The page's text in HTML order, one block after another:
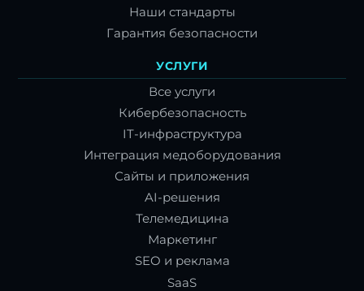
Наши стандарты
Гарантия безопасности
УСЛУГИ
Все услуги
Кибербезопасность
IT-инфраструктура
Интеграция медоборудования
Сайты и приложения
AI-решения
Телемедицина
Маркетинг
SEO и реклама
SaaS